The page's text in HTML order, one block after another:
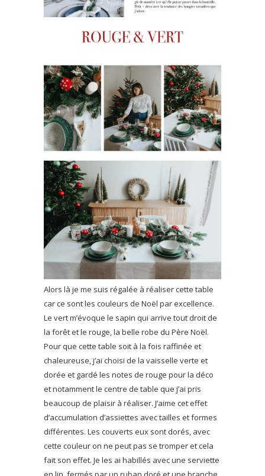
Alors là je me suis régalée à réaliser cette table
car ce sont les couleurs de Noël par excellence.
Le vert m’évoque le sapin qui arrive tout droit de
la forêt et le rouge, la belle robe du Père Noël.
Pour que cette table soit à la fois raffinée et
chaleureuse, j’ai choisi de la vaisselle verte et
dorée et gardé les notes de rouge pour la déco
et notamment le centre de table que j’ai pris
beaucoup de plaisir à réaliser. J’aime cet effet
d’accumulation d’assiettes avec tailles et formes
différentes. Les couverts eux sont dorés, avec
cette couleur on ne peut pas se tromper et cela
fait son effet. Je les ai habillés avec une serviette